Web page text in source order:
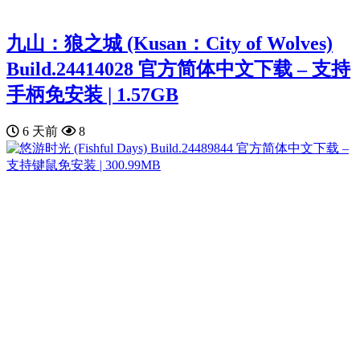
九山：狼之城 (Kusan：City of Wolves)
Build.24414028 官方简体中文下载 – 支持
手柄免安装 | 1.57GB
6 天前 8